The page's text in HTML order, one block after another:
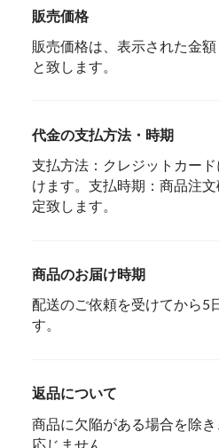
販売価格
販売価格は、表示された金
と致します。
代金の支払方法・時期
支払方法：クレジットカー
けます。支払時期：商品注
定致します。
商品のお届け時期
配送のご依頼を受けてから5
す。
返品について
商品に欠陥がある場合を除
応じません。